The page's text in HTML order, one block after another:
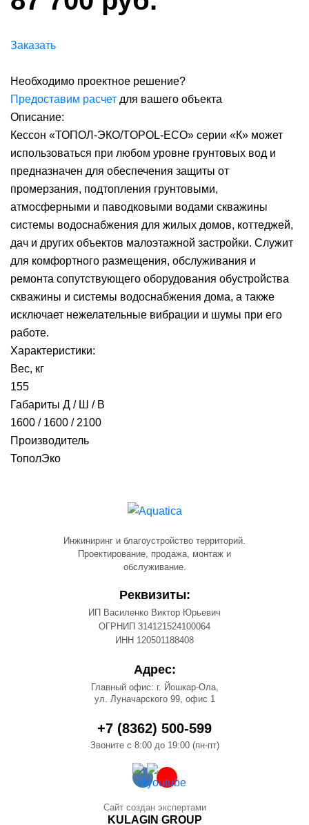
Заказать
Необходимо проектное решение?
Предоставим расчет для вашего объекта
Описание:
Кессон «ТОПОЛ-ЭКО/TOPOL-ECO» серии «К» может
использоваться при любом уровне грунтовых вод и
предназначен для обеспечения защиты от
промерзания, подтопления грунтовыми,
атмосферными и паводковыми водами скважины
системы водоснабжения для жилых домов, коттеджей,
дач и других объектов малоэтажной застройки. Cлужит
для комфортного размещения, обслуживания и
ремонта сопутствующего оборудования обустройства
скважины и системы водоснабжения дома, а также
исключает нежелательные вибрации и шумы при его
работе.
Характеристики:
Вес, кг
155
Габариты Д / Ш / В
1600 / 1600 / 2100
Производитель
ТополЭко
Инжиниринг и благоустройство территорий.
Проектирование, продажа, монтаж и
обслуживание.
Реквизиты:
ИП Василенко Виктор Юрьевич
ОГРНИП 314121524100064
ИНН 120501188408
Адрес:
Главный офис: г. Йошкар-Ола,
ул. Луначарского 99, офис 1
+7 (8362) 500-599
Звоните с 8:00 до 19:00 (пн-пт)
Сайт создан экспертами
KULAGIN GROUP